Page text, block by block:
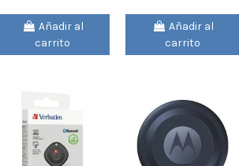
Añadir al
carrito
Añadir al
carrito